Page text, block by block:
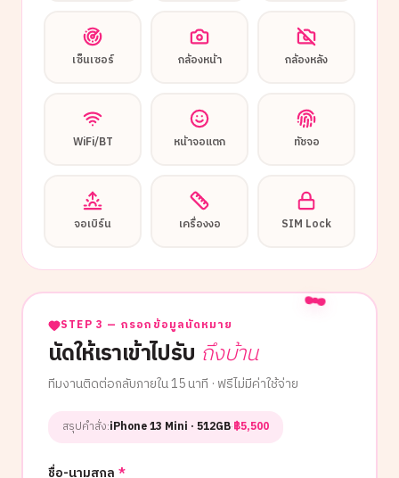
เซ็นเซอร์ กล้องหน้า กล้องหลัง
WiFi/BT หน้าจอแตก ทัชจอ
จอเบิร์น เครื่องงอ SIM Lock
STEP 3 — กรอกข้อมูลนัดหมาย
นัดให้เราเข้าไปรับ ถึงบ้าน
ทีมงานติดต่อกลับภายใน 15 นาที · ฟรีไม่มีค่าใช้จ่าย
สรุปคำสั่ง:iPhone 13 Mini · 512GB·฿5,500
ชื่อ-นามสกุล *